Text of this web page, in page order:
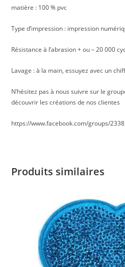
matière : 100 % pvc
Type d’impression : impression
Résistance à l’abrasion + ou – 20 000
Lavage : à la main, essuyez avec un
N’hésitez pas à nous suivre sur le
découvrir les créations de nos clientes
https://www.facebook.com/groups/
Produits similaires